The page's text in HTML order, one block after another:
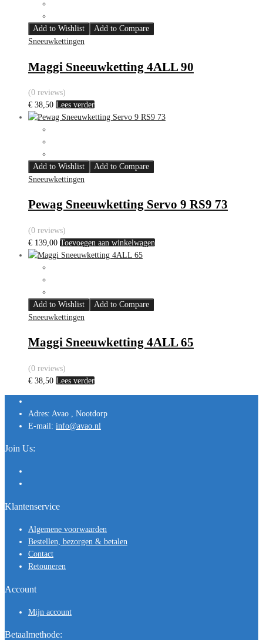
Add to Wishlist
Add to Compare
Sneeuwkettingen
Maggi Sneeuwketting 4ALL 90
(0 reviews)
€ 38,50 Lees verder
Add to Wishlist
Add to Compare
Sneeuwkettingen
Pewag Sneeuwketting Servo 9 RS9 73
(0 reviews)
€ 139,00 Toevoegen aan winkelwagen
Add to Wishlist
Add to Compare
Sneeuwkettingen
Maggi Sneeuwketting 4ALL 65
(0 reviews)
€ 38,50 Lees verder
Adres: Avao , Nootdorp
E-mail: info@avao.nl
Join Us:
Klantenservice
Algemene voorwaarden
Bestellen, bezorgen & betalen
Contact
Retouneren
Account
Mijn account
Betaalmethode: